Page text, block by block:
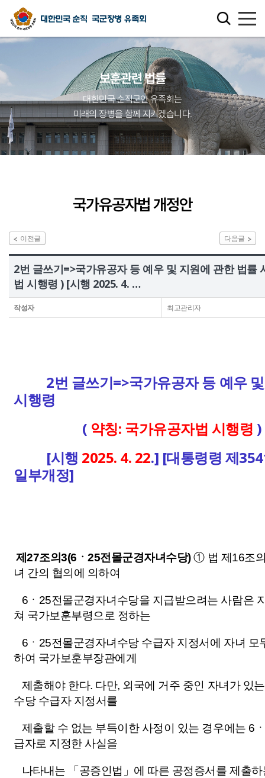
유족회 홍보관
천국의 별님
순직군인 유가족 찾기
주요활동사업
정보공개
HOME 유가족회원 로그인 기부금회원 로그인
유가족 회원가입
보훈관련 법률
대한민국 순직군인 유족회는
미래의 장병을 함께 지키겠습니다.
국가유공자법 개정안
이전글 다음글
2번 글쓰기=>국가유공자 등 예우 및 지원에 관한 법률
법 시행령 ) [시행 2025. 4. …
작성자 최고관리자
2번 글쓰기=>국가유공자 등 예우
시행령
( 약칭: 국가유공자법 시행령 )
[시행 2025. 4. 22.] [대통령령 제
일부개정]
제27조의3(6ㆍ25전몰군경자녀수당)① 법 제16조
녀 간의 협의에 의하여
6ㆍ25전몰군경자녀수당을 지급받으려는 사람은
쳐 국가보훈부령 으로 정하는
6ㆍ25전몰군경자녀수당 수급자 지정서에 자녀 모
하여 국가보훈부장관에게
제출해야 한다. 다만, 외국에 거주 중인 자녀가 있
수당 수급자 지정서를
제출할 수 없는 부득이한 사정이 있는 경우에는 6
급자로 지정한 사실을
나타내는 「공증인법」 에 따른 공정증서를 제출